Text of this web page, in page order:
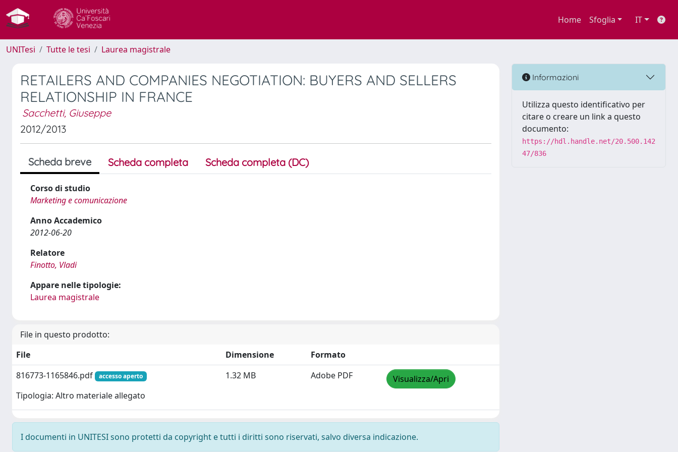
Home Sfoglia IT
UNITesi Tutte le tesi Laurea magistrale
RETAILERS AND COMPANIES NEGOTIATION: BUYERS AND SELLERS
RELATIONSHIP IN FRANCE
Sacchetti, Giuseppe
2012/2013
Scheda breve Scheda completa Scheda completa (DC)
Corso di studio
Marketing e comunicazione
Anno Accademico
2012-06-20
Relatore
Finotto, Vladi
Appare nelle tipologie:
Laurea magistrale
File in questo prodotto:
File
Dimensione
Formato
816773-1165846.pdf
accesso aperto
Tipologia: Altro materiale allegato
1.32 MB Adobe PDF Visualizza/Apri
I documenti in UNITESI sono protetti da copyright e tutti i diritti sono riservati, salvo diversa indicazione.
Informazioni
Utilizza questo identificativo per
citare o creare un link a questo
documento:
https://hdl.handle.net/20.500.142
47/836